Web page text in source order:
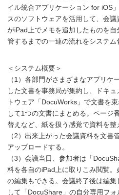
イル統合アプリケーション for iOS
スのソフトウェアを活用して、会
がiPad上でメモを追加したものを
管するまでの一連の流れをシステム
＜システム概要＞
（1）各部門がさまざまなアプリケ
した文書を事務局が集約し、ドキ
トウェア「DocuWorks」で文書を
して1つの文書にまとめる。ページ
替えなど、紙を扱う感覚で資料を整
（2）出来上がった会議資料を文書
アップロードする。
（3）会議当日、参加者は「
料を各自のiPad上に取りこみ閲覧
の編集もできる。会議終了後は編集
して「DocuShare」の自分専用フ